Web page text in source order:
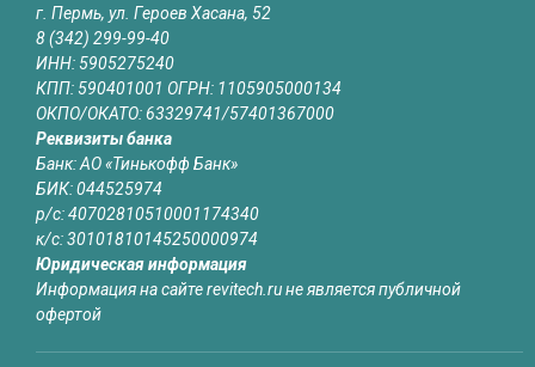
г. Пермь, ул. Героев Хасана, 52
8 (342) 299-99-40
ИНН: 5905275240
КПП: 590401001 ОГРН: 1105905000134
ОКПО/ОКАТО: 63329741/57401367000
Реквизиты банка
Банк: АО «Тинькофф Банк»
БИК: 044525974
р/с: 40702810510001174340
к/с: 30101810145250000974
Юридическая информация
Информация на сайте revitech.ru не является публичной
офертой